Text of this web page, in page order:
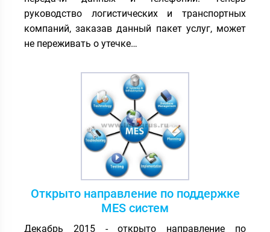
руководство логистических и транспортных
компаний, заказав данный пакет услуг, может
не переживать о утечке…
Открыто направление по поддержке
MES систем
Декабрь 2015 - открыто направление по